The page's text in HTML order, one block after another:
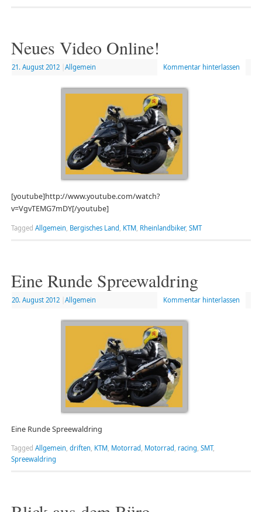
Neues Video Online!
21. August 2012 Allgemein Kommentar hinterlassen
[youtube]http://www.youtube.com/watch?
v=VgvTEMG7mDY[/youtube]
Tagged Allgemein Bergisches Land KTM, Rheinlandbiker, SMT
Eine Runde Spreewaldring
20. August 2012 Allgemein Kommentar hinterlassen
Eine Runde Spreewaldring
Tagged Allgemein, driften, KTM, Motorrad, Motorrad, racing, SMT,
Spreewaldring